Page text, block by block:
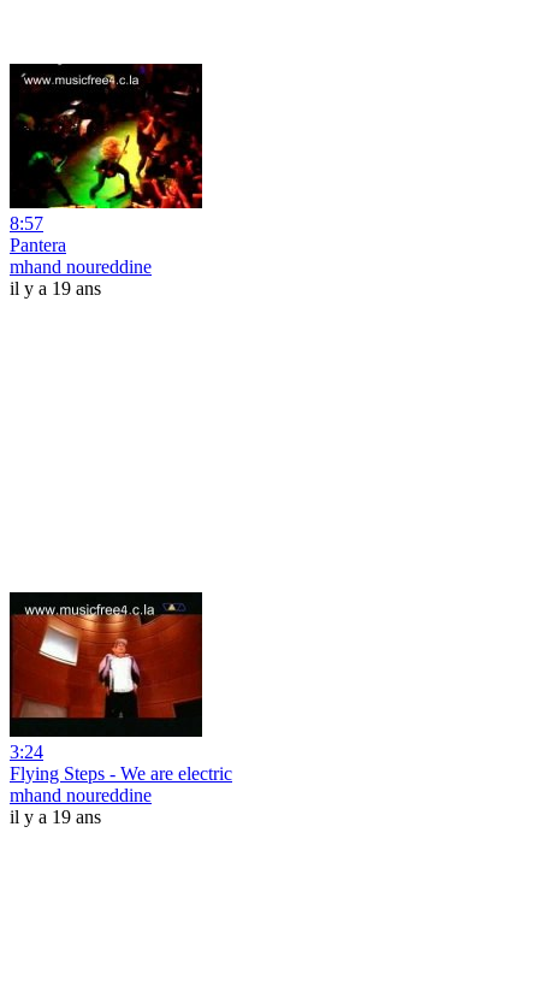
8:57
Pantera
mhand noureddine
il y a 19 ans
3:24
Flying Steps - We are electric
mhand noureddine
il y a 19 ans